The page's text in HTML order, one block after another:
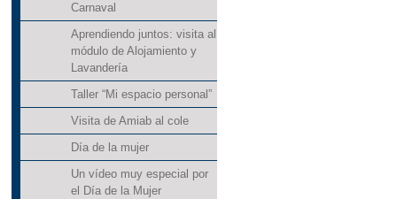
Carnaval
Aprendiendo juntos: visita al
módulo de Alojamiento y
Lavandería
Taller “Mi espacio personal”
Visita de Amiab al cole
Día de la mujer
Un vídeo muy especial por
el Día de la Mujer